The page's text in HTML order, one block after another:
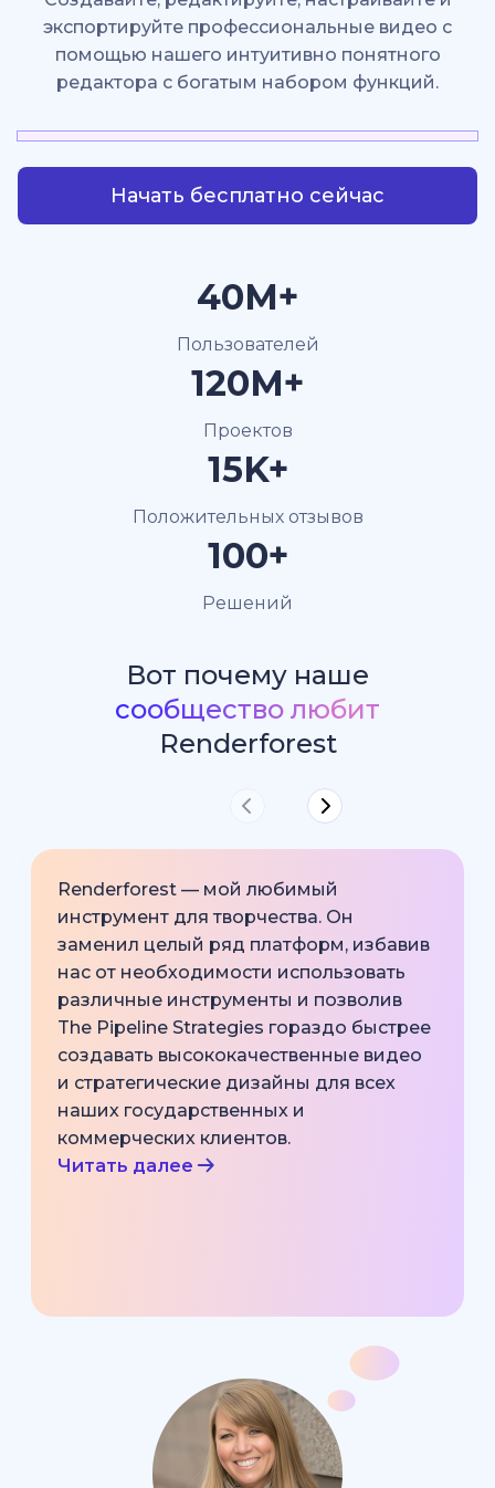
экспортируйте профессиональные видео с
помощью нашего интуитивно понятного
редактора с богатым набором функций.
Начать бесплатно сейчас
40M+
Пользователей
120M+
Проектов
15K+
Положительных отзывов
100+
Решений
Вот почему наше
сообщество любит
Renderforest
Renderforest — мой любимый
инструмент для творчества. Он
заменил целый ряд платформ, избавив
нас от необходимости использовать
различные инструменты и позволив
The Pipeline Strategies гораздо быстрее
создавать высококачественные видео
и стратегические дизайны для всех
наших государственных и
коммерческих клиентов.
Читать далее